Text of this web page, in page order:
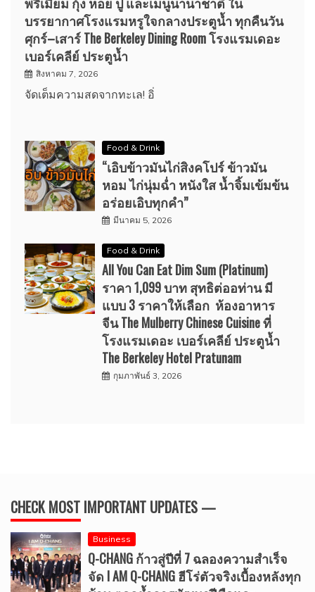
บรรยากาศโรงแรมหรูใจกลางประตูน้ำ ทุกคืนวัน
ศุกร์–เสาร์ The Berkeley Dining Room โรงแรมเดอะ
เบอร์เคลีย์ ประตูน้ำ
สิงหาคม 7, 2026
จัดเต็มความสดจากทะเล! อิ่
Food & Drink
“เอิบข้าวมันไก่สิงคโปร์ ข้าวมัน
หอม ไก่นุ่มฉ่ำ หนังใส น้ำจิ้มเข้มข้น
อร่อยเอิบทุกคำ”
มีนาคม 5, 2026
Food & Drink
All You Can Eat Dim Sum (Platinum)
ราคา 1,099 บาท สุทธิต่ออท่าน มี
แบบ 3 ราคาให้เลือก ห้องอาหาร
จีน The Mulberry Chinese Cuisine ที่
โรงแรมเดอะ เบอร์เคลีย์ ประตูน้ำ
The Berkeley Hotel Pratunam
กุมภาพันธ์ 3, 2026
CHECK MOST IMPORTANT UPDATES —
Business
Q-CHANG ก้าวสู่ปีที่ 7 ฉลองความสำเร็จ
จัด I AM Q-CHANG ฮีโร่ตัวจริงเบื้องหลังทุก